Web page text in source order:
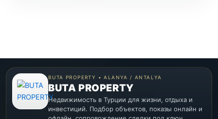
BUTA PROPERTY • ALANYA / ANTALYA
BUTA PROPERTY
Недвижимость в Турции для жизни, отдыха и
инвестиций. Подбор объектов, показы онлайн и